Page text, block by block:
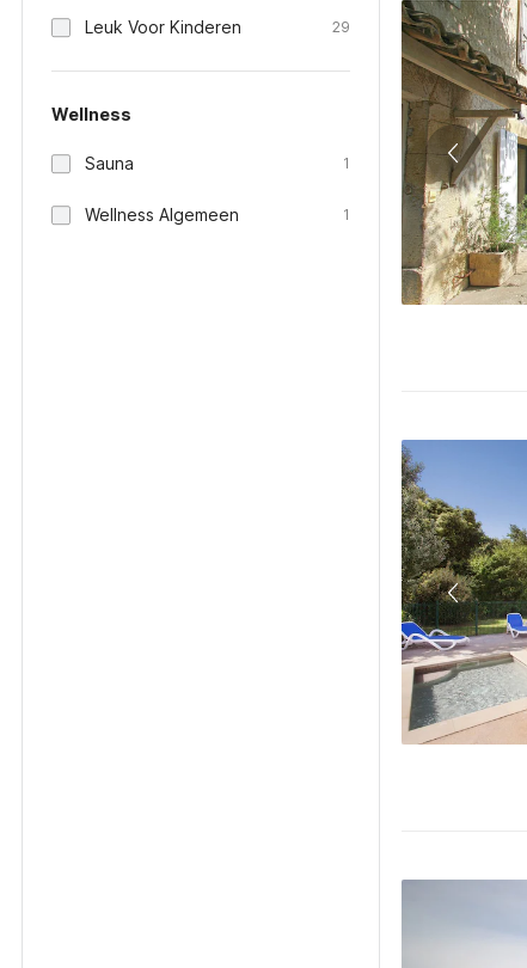
Leuk Voor Kinderen 29
Wellness
Sauna 1
Wellness Algemeen 1